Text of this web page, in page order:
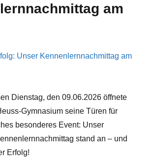
am
Dienstag, den 09.06.2026 öffnete
Gymnasium seine Türen für
besonderes Event: Unser
stand an – und
Erfolg!